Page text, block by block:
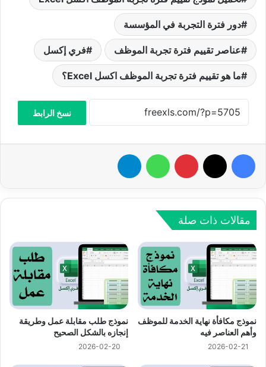
دور فترة التجربة في المؤسسة
عناصر تقييم فترة تجربة الموظف فري إكسل
ما هو تقييم فترة تجربة الموظف اكسل Excel؟
نسخ الرابط
فيسبوك بينتيريست واتساب
مقالات ذات صلة
نموذج مكافأة نهاية الخدمة للموظف
وأهم العناصر فيه
2026-02-21
نموذج طلب مقابلة عمل وطريقة
إنجازه بالشكل الصحيح
2026-02-20